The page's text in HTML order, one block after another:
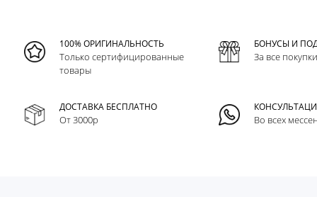
100% ОРИГИНАЛЬНОСТЬ
Только сертифицированные
товары
БОНУСЫ И
За все
ДОСТАВКА БЕСПЛАТНО
От 3000р Во всех